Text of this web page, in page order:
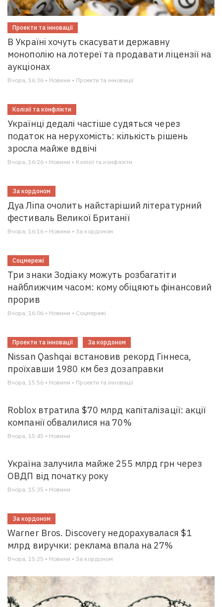
Проекти та інновації
В Україні хочуть скасувати державну
монополію на лотереї та продавати ліцензії на
аукціонах
Вчора, 16:36 • Новини • Проекти та інновації
Колізії та конфлікти
Українці дедалі частіше судяться через
податок на нерухомість: кількість рішень
зросла майже вдвічі
Вчора, 16:26 • Новини • Колізії та конфлікти
За кордоном
Дуа Ліпа очолить найстаріший літературний
фестиваль Великої Британії
Вчора, 16:16 • Новини • За кордоном
Соцмережі
Три знаки Зодіаку можуть розбагатіти
найближчим часом: кому обіцяють фінансовий
прорив
Вчора, 16:06 • Новини • Соцмережі
Проекти та інновації За кордоном
Nissan Qashqai встановив рекорд Гіннеса,
проїхавши 1980 км без дозаправки
Вчора, 15:56 • Новини • Проекти та інновації
Roblox втратила $70 млрд капіталізації: акції
компанії обвалилися на 70%
Вчора, 15:45 • Новини
Україна залучила майже 255 млрд грн через
ОВДП від початку року
Вчора, 15:35 • Новини
За кордоном
Warner Bros. Discovery недорахувалася $1
млрд виручки: реклама впала на 27%
Вчора, 15:25 • Новини • За кордоном